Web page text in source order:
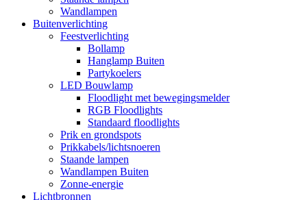
Wandlampen
Buitenverlichting
Feestverlichting
Bollamp
Hanglamp Buiten
Partykoelers
LED Bouwlamp
Floodlight met bewegingsmelder
RGB Floodlights
Standaard floodlights
Prik en grondspots
Prikkabels/lichtsnoeren
Staande lampen
Wandlampen Buiten
Zonne-energie
Lichtbronnen